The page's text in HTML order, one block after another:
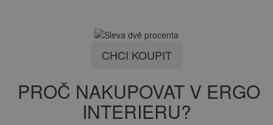
CHCI KOUPIT
PROČ NAKUPOVAT V ERGO
INTERIERU?